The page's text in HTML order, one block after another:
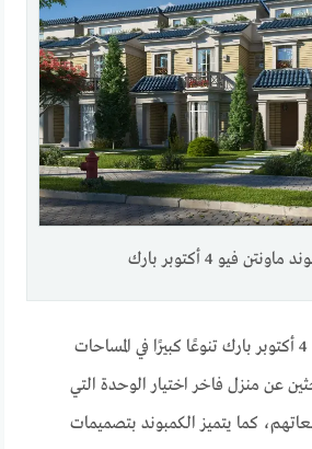
فيو 4 أكتوبر بارك
يقدم كمبوند ماونتن فيو 4 أكتوبر بارك تنوعًا كبيرًا في المساحات
عن منزل فاخر اختيار الوحدة التي
كما يتميز الكمبوند بتصميمات